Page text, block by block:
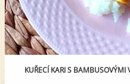
KUŘECÍ KARI S